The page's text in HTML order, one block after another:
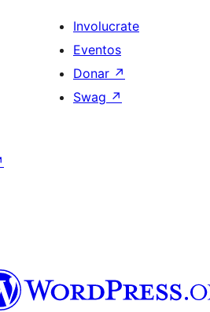
Involucrate
Eventos
Donar ↗
Swag ↗